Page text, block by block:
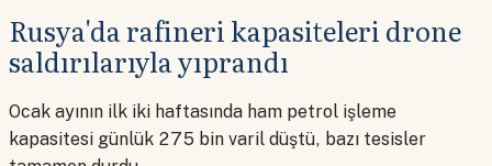
Rusya'da rafineri kapasiteleri drone
saldırılarıyla yıprandı
Ocak ayının ilk iki haftasında ham petrol işleme
kapasitesi günlük 275 bin varil düştü, bazı tesisler